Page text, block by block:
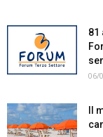
81
06/
Il